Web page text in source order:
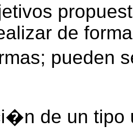
de
pueden
de un